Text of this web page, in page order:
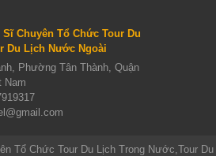
Chuyên Tổ Chức Tour Du
Du Lịch Nước Ngoài
Phường Tân Thành, Quận
Nam
Tổ Chức Tour Du Lịch Trong Nước,Tour